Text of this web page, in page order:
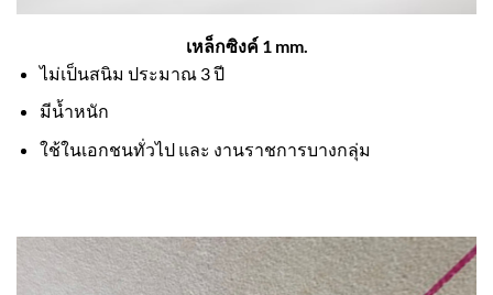
เหล็กซิงค์ 1 mm.
ไม่เป็นสนิม ประมาณ 3 ปี
มีน้ำหนัก
ใช้ในเอกชนทั่วไป และ งานราชการบางกลุ่ม